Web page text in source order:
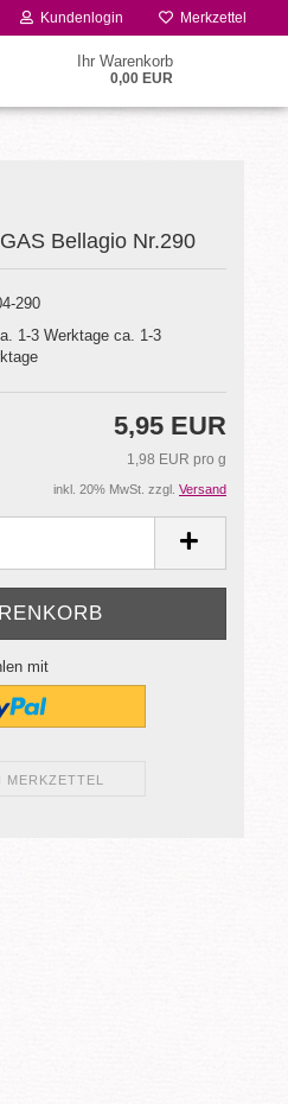
Kundenlogin Merkzettel
Ihr Warenkorb
0,00 EUR
Bellagio Nr.290
290
ca. 1-3
5,95 EUR
1,98 EUR pro g
inkl. 20% MwSt. zzgl. Versand
mit
MERKZETTEL